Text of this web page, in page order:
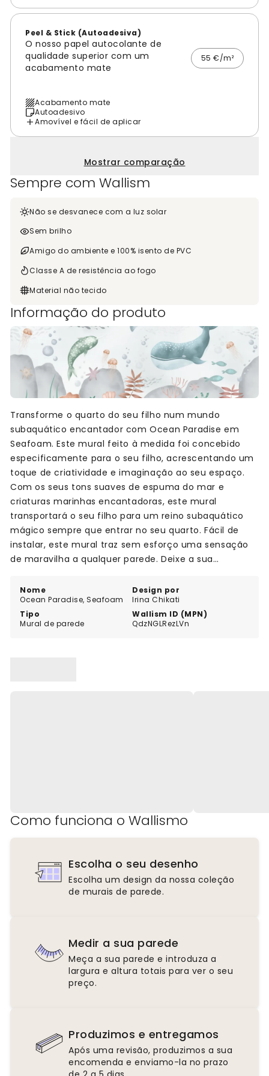
Peel & Stick (Autoadesiva)
O nosso papel autocolante de
qualidade superior com um
acabamento mate
55 €/m²
Acabamento mate
Autoadesivo
Amovível e fácil de aplicar
Mostrar comparação
Sempre com Wallism
Não se desvanece com a luz solar
Sem brilho
Amigo do ambiente e 100% isento de PVC
Classe A de resistência ao fogo
Material não tecido
Informação do produto
Nome
Ocean Paradise, Seafoam
Design por
Irina Chikati
Tipo
Mural de parede
Wallism ID (MPN)
QdzNGLRezLVn
Transforme o quarto do seu filho num mundo
subaquático encantador com Ocean Paradise em
Seafoam. Este mural feito à medida foi concebido
especificamente para o seu filho, acrescentando um
toque de criatividade e imaginação ao seu espaço.
Com os seus tons suaves de espuma do mar e
criaturas marinhas encantadoras, este mural
transportará o seu filho para um reino subaquático
mágico sempre que entrar no seu quarto. Fácil de
instalar, este mural traz sem esforço uma sensação
de maravilha a qualquer parede. Deixe a sua
profundezas do oceano a partir do conforto do seu
próprio quarto. Mergulhe num mundo de aventuras
com o Ocean Paradise em Seafoam.
Como funciona o Wallismo
Escolha o seu desenho
Escolha um design da nossa coleção
de murais de parede.
Medir a sua parede
Meça a sua parede e introduza a
largura e altura totais para ver o seu
preço.
Produzimos e entregamos
Após uma revisão, produzimos a sua
encomenda e enviamo-la no prazo